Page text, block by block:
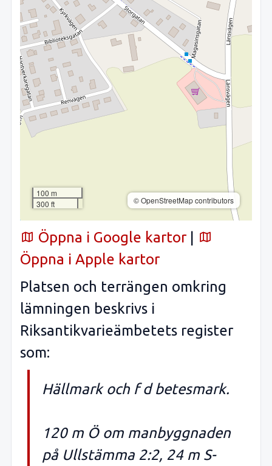
100 m
300 ft
© OpenStreetMap contributors
Öppna i Google kartor |
Öppna i Apple kartor
Platsen och terrängen omkring
lämningen beskrivs i
Riksantikvarieämbetets register
som:
Hällmark och f d betesmark.
120 m Ö om manbyggnaden
på Ullstämma 2:2, 24 m S-